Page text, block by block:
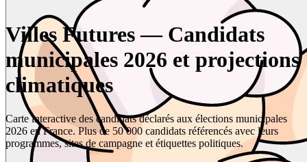
Villes Futures — Candidats
municipales 2026 et projections
climatiques
Carte interactive des candidats déclarés aux élections municipales
2026 en France. Plus de 50 000 candidats référencés avec leurs
programmes, sites de campagne et étiquettes politiques.